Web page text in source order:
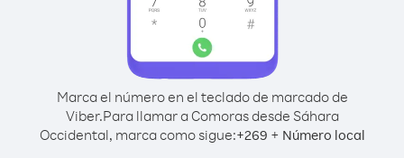
Marca el número en el teclado de marcado de
Viber.Para llamar a Comoras desde Sáhara
Occidental, marca como sigue:+269 + Número local